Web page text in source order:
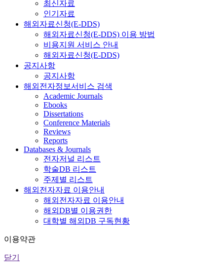
최신자료
인기자료
해외자료신청(E-DDS)
해외자료신청(E-DDS) 이용 방법
비용지원 서비스 안내
해외자료신청(E-DDS)
공지사항
공지사항
해외전자정보서비스 검색
Academic Journals
Ebooks
Dissertations
Conference Materials
Reviews
Reports
Databases & Journals
전자저널 리스트
학술DB 리스트
주제별 리스트
해외전자자료 이용안내
해외전자자료 이용안내
해외DB별 이용권한
대학별 해외DB 구독현황
이용약관
닫기